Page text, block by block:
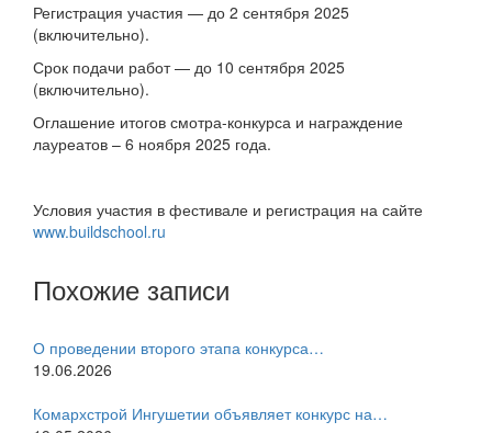
Регистрация участия — до 2 сентября 2025
(включительно).
Срок подачи работ — до 10 сентября 2025
(включительно).
Оглашение итогов смотра-конкурса и награждение
лауреатов – 6 ноября 2025 года.
Условия участия в фестивале и регистрация на сайте
www.buildschool.ru
Похожие записи
О проведении второго этапа конкурса…
19.06.2026
Комархстрой Ингушетии объявляет конкурс на…